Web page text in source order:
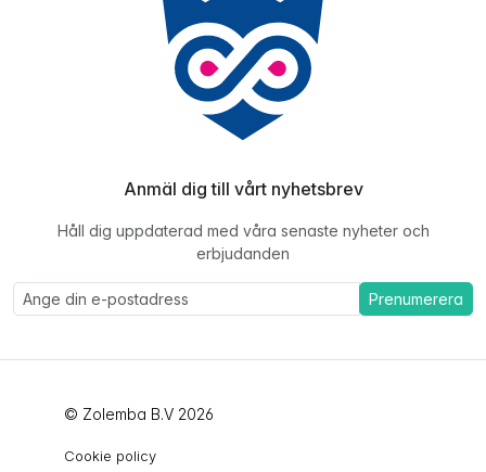
Anmäl dig till vårt nyhetsbrev
Håll dig uppdaterad med våra senaste nyheter och
erbjudanden
Prenumerera
© Zolemba B.V 2026
Cookie policy